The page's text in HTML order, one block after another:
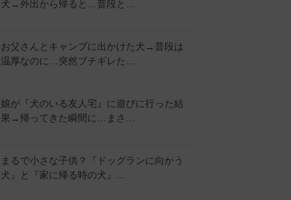
犬→外出から帰ると…普段と…
お父さんとキャンプに出かけた犬→普段は
温厚なのに…突然ブチギレた…
娘が『犬のいる友人宅』に遊びに行った結
果→帰ってきた瞬間に…まさ…
まるで小さな子供？『ドッグランに向かう
犬』と『家に帰る時の犬』…